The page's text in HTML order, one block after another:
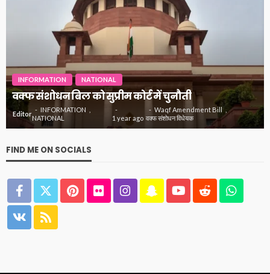
INFORMATION INSPIRATIONAL NATIONAL
जानिये क्यों मनोज कुमार को कहा जाता था भारत कुमार
Editor
INFORMATION
INSPIRATIONAL
NATIONAL
1 year
ago
actor manoj kumar
अभिनेता मनोज कुमार
मनोज कुमार को भारत कुमार क्यों कहते थे
FIND ME ON SOCIALS